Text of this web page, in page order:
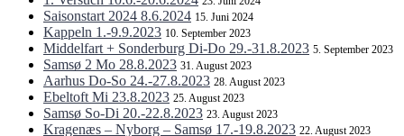
Saisonstart 2024 8.6.2024 15. Juni 2024
Kappeln 1.-9.9.2023 10. September 2023
Middelfart + Sonderburg Di-Do 29.-31.8.2023 5. September 2023
Samsø 2 Mo 28.8.2023 31. August 2023
Aarhus Do-So 24.-27.8.2023 28. August 2023
Ebeltoft Mi 23.8.2023 25. August 2023
Samsø So-Di 20.-22.8.2023 23. August 2023
Kragenæs – Nyborg – Samsø 17.-19.8.2023 22. August 2023